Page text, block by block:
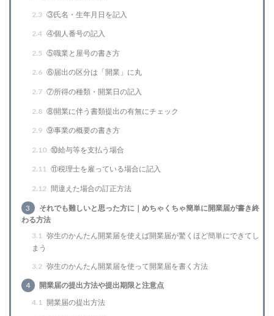
2.3 ③氏名・生年月日を記入
2.4 ④個人番号の記入
2.5 ⑤職業と屋号の書き方
2.6 ⑥届出の区分は「開業」に丸
2.7 ⑦所得の種類・開業日の記入
2.8 ⑧開業に伴う書類提出の有無にチェック
2.9 ⑨事業の概要の書き方
2.10 ⑩給与等を支払う場合
2.11 ⑪税理士を雇っている場合に記入
2.12 間違えた場合の訂正方法
3
それでも難しいと思った方に｜めちゃくちゃ簡単に開業届が書き終
わる方法
3.1 弥生のかんたん開業届を使えば開業届が驚くほど簡単にできてし
まう
3.2 弥生のかんたん開業届を使って開業届を書く方法
4
開業届の提出方法や提出期限と注意点
4.1
開業届の提出方法